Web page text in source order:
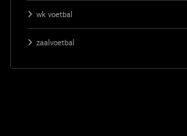
wk voetbal
zaalvoetbal